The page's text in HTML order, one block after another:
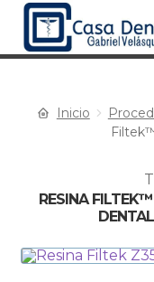
Equipos ▸
Especialidades
Inicio
RESINA